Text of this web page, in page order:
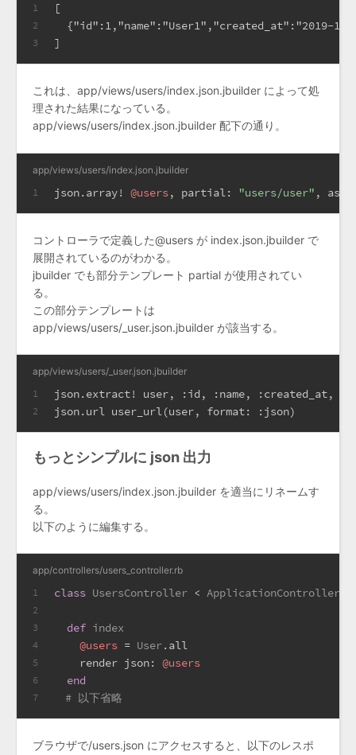
1
2
3
[
{"id":1,"name":"User1","created_at":"2019-
]
これは、app/views/users/index.json.jbuilder によって処
理された結果になっている。
app/views/users/index.json.jbuilder 配下の通り。
app/views/users/index.json.jbuilder
1
json.array! @users, partial: "users/user" , as:
コントローラで定義した@users が index.json.jbuilder で
展開されているのがわかる。
jbuilder でも部分テンプレート partial が使用されてい
る。
この部分テンプレートは
app/views/users/_user.json.jbuilder が該当する。
app/views/users/_user.json.jbuilder
1
2
json.extract! user, :id , :name, :created_at,
json.url user_url(user, format: :json)
もっとシンプルに json 出力
app/views/users/index.json.jbuilder を適当にリネームす
る。
以下のように編集する。
app/controllers/users_controller.rb
1
2
3
4
5
6
7
class UsersController < ApplicationController
def index
@users = User.all
    render
json: @users
end
# 以下省略
ブラウザで/users.json にアクセスすると、以下のレスポ